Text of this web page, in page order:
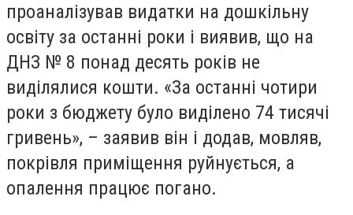
проаналізував видатки на дошкільну
освіту за останні роки і виявив, що на
ДНЗ № 8 понад десять років не
виділялися кошти. «За останні чотири
роки з бюджету було виділено 74 тисячі
гривень», – заявив він і додав, мовляв,
покрівля приміщення руйнується, а
опалення працює погано.